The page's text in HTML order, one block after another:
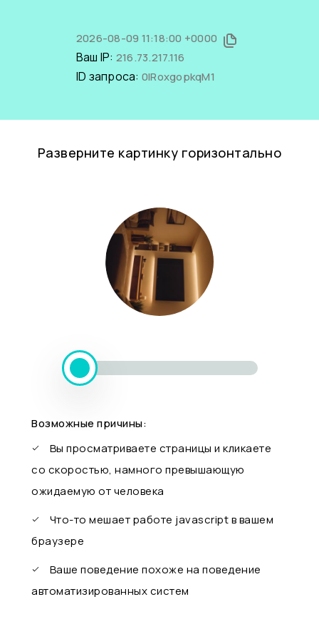
2026-08-09 11:18:00 +0000
Ваш IP: 216.73.217.116
ID запроса: 0IRoxgopkqM1
Разверните картинку горизонтально
Возможные причины:
Вы просматриваете страницы и кликаете
со скоростью, намного превышающую
ожидаемую от человека
Что-то мешает работе javascript в вашем
браузере
Ваше поведение похоже на поведение
автоматизированных систем